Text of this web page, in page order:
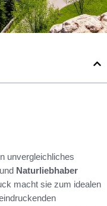
unvergleichliches
Naturliebhaber
macht sie zum idealen